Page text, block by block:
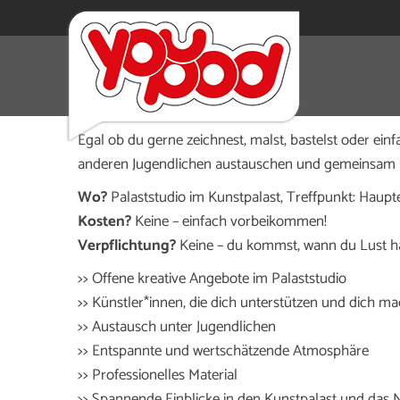
Du bist zwischen 12 und 17 Jahren und hast
vorbei, der Jugendclub trifft sich jeden
Egal ob du gerne zeichnest, malst, bastelst oder
anderen Jugendlichen austauschen und
Wo?Palaststudio im Kunstpalast, Treffpunkt:
Kosten?Keine – einfach vorbeikommen!
Verpflichtung?Keine – du kommst, wann du Lust
>> Offene kreative Angebote im Palaststudio
>> Künstler*innen, die dich unterstützen und dich
>> Austausch unter Jugendlichen
>> Entspannte und wertschätzende Atmosphäre
>> Professionelles Material